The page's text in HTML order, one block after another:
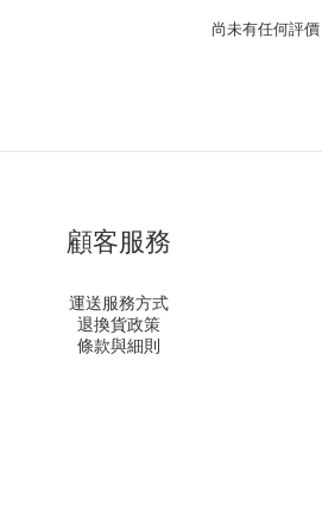
尚未有任何評價
顧客服務
運送服務方式
退換貨政策
條款與細則